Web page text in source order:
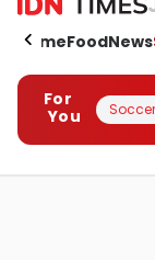
HomeFoodNews
For
You